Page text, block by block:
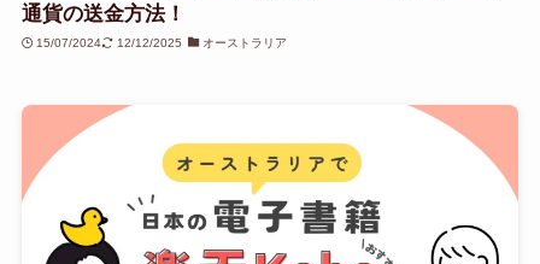
通貨の送金方法！
15/07/2024 12/12/2025 オーストラリア